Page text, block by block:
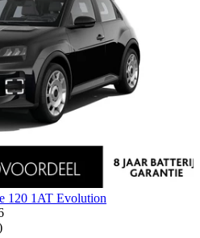
120 1AT Evolution